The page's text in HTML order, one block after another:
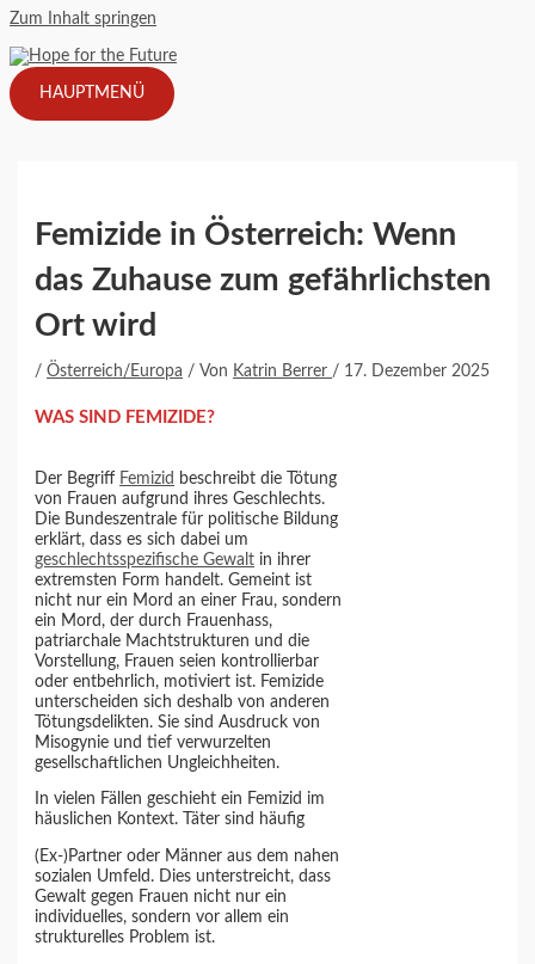
Zum Inhalt springen
HAUPTMENÜ
Femizide in Österreich: Wenn
das Zuhause zum gefährlichsten
Ort wird
/Österreich/Europa / Von Katrin Berrer / 17. Dezember 2025
WAS SIND FEMIZIDE?
Der Begriff Femizid beschreibt die Tötung
von Frauen aufgrund ihres Geschlechts.
Die Bundeszentrale für politische Bildung
erklärt, dass es sich dabei um
geschlechtsspezifische Gewalt in ihrer
extremsten Form handelt. Gemeint ist
nicht nur ein Mord an einer Frau, sondern
ein Mord, der durch Frauenhass,
patriarchale Machtstrukturen und die
Vorstellung, Frauen seien kontrollierbar
oder entbehrlich, motiviert ist. Femizide
unterscheiden sich deshalb von anderen
Tötungsdelikten. Sie sind Ausdruck von
Misogynie und tief verwurzelten
gesellschaftlichen Ungleichheiten.
In vielen Fällen geschieht ein Femizid im
häuslichen Kontext. Täter sind häufig
(Ex-)Partner oder Männer aus dem nahen
sozialen Umfeld. Dies unterstreicht, dass
Gewalt gegen Frauen nicht nur ein
individuelles, sondern vor allem ein
strukturelles Problem ist.